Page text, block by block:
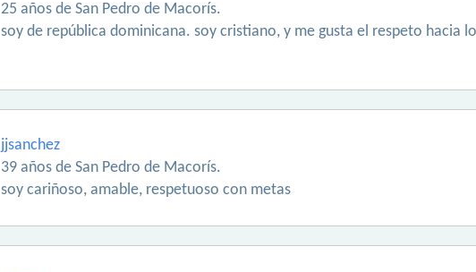
25 años de San Pedro de Macorís.
soy de república dominicana. soy cristiano, y me gusta el respeto hacia
jjsanchez
39 años de San Pedro de Macorís.
soy cariñoso, amable, respetuoso con metas